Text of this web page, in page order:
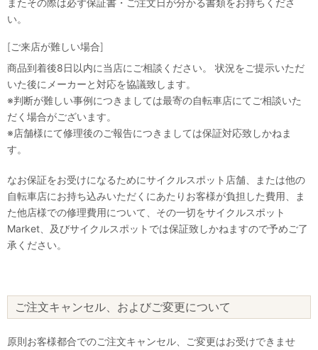
い。
[ご来店が難しい場合]
商品到着後8日以内に当店にご相談ください。 状況をご提示いただ
いた後にメーカーと対応を協議致します。
※判断が難しい事例につきましては最寄の自転車店にてご相談いた
だく場合がございます。
※店舗様にて修理後のご報告につきましては保証対応致しかねま
す。
なお保証をお受けになるためにサイクルスポット店舗、または他の
自転車店にお持ち込みいただくにあたりお客様が負担した費用、ま
た他店様での修理費用について、その一切をサイクルスポット
Market、及びサイクルスポットでは保証致しかねますので予めご了
承ください。
ご注文キャンセル、およびご変更について
原則お客様都合でのご注文キャンセル、ご変更はお受けできませ